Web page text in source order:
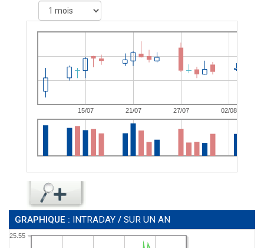
GRAPHIQUE : INTRADAY / SUR UN AN
25.55